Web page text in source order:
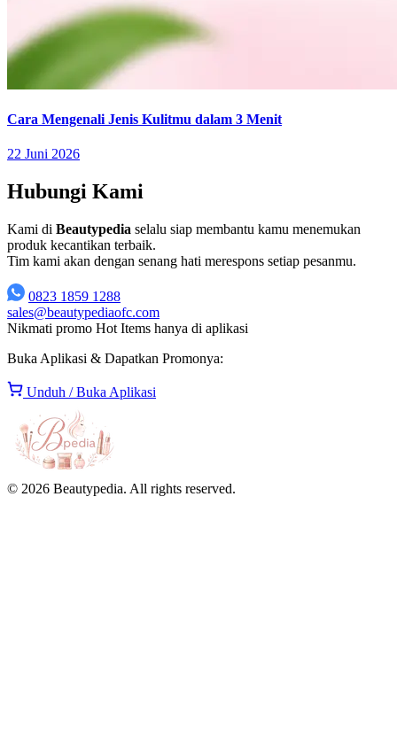
Cara Mengenali Jenis Kulitmu dalam 3 Menit
22 Juni 2026
Hubungi Kami
Kami di Beautypedia selalu siap membantu kamu menemukan
produk kecantikan terbaik.
Tim kami akan dengan senang hati merespons setiap pesanmu.
0823 1859 1288
sales@beautypediaofc.com
Nikmati promo Hot Items hanya di aplikasi
Buka Aplikasi & Dapatkan Promonya:
Unduh / Buka Aplikasi
© 2026 Beautypedia. All rights reserved.